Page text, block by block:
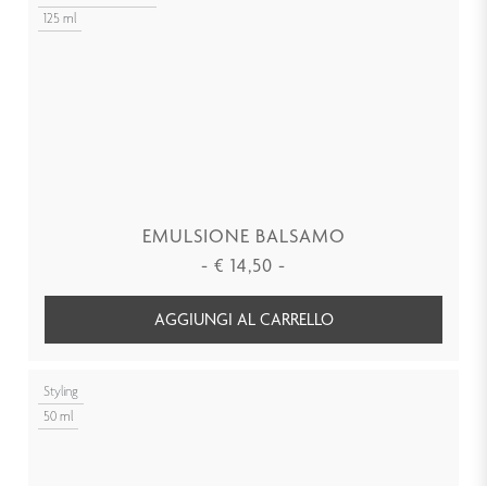
125 ml
EMULSIONE BALSAMO
- € 14,50 -
AGGIUNGI AL CARRELLO
Styling
50 ml